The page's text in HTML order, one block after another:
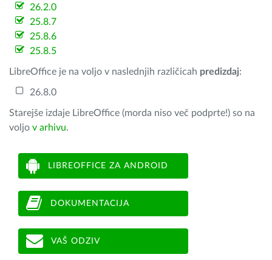
26.2.0
25.8.7
25.8.6
25.8.5
LibreOffice je na voljo v naslednjih različicah predizdaj:
26.8.0
Starejše izdaje LibreOffice (morda niso več podprte!) so na
voljo v arhivu.
LIBREOFFICE ZA ANDROID
DOKUMENTACIJA
VAŠ ODZIV